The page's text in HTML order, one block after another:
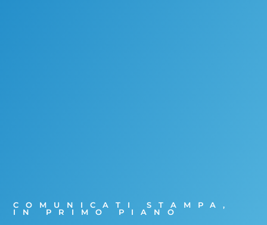
COMUNICATI STAMPA,
IN PRIMO PIANO